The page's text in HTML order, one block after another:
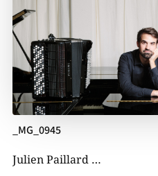
_MG_0945
Julien Paillard …